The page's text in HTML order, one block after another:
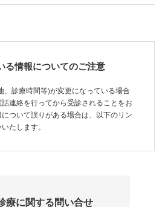
る情報についてのご注意
、診療時間等)が変更になっている場合
連絡を行ってから受診されることをお
ついて誤りがある場合は、以下のリン
たします。
療に関する問い合せ